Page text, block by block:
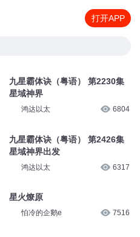
打开APP
九星霸体诀（粤语） 第2230集
星域神界
鸿达以太 6804
九星霸体诀（粤语） 第2426集
星域神界出发
鸿达以太 6317
星火燎原
怕冷的企鹅e 7516